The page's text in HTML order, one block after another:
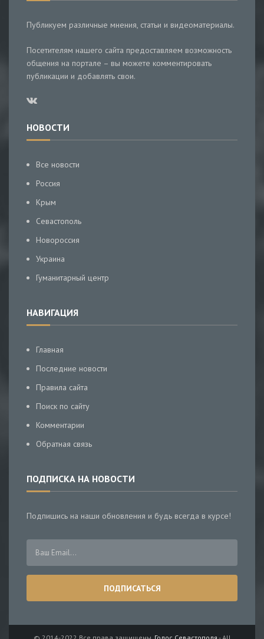
Публикуем различные мнения, статьи и видеоматериалы.
Посетителям нашего сайта предоставляем возможность
общения на портале – вы можете комментировать
публикации и добавлять свои.
НОВОСТИ
Все новости
Россия
Крым
Севастополь
Новороссия
Украина
Гуманитарный центр
НАВИГАЦИЯ
Главная
Последние новости
Правила сайта
Поиск по сайту
Комментарии
Обратная связь
ПОДПИСКА НА НОВОСТИ
Подпишись на наши обновления и будь всегда в курсе!